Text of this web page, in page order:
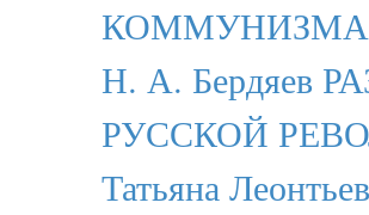
КОММУНИЗМА
Н. А. Бердяев
РУССКОЙ
Татьяна